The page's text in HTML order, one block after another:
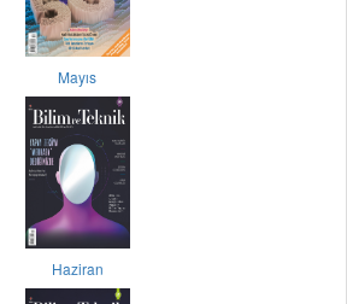
Mayıs
Haziran